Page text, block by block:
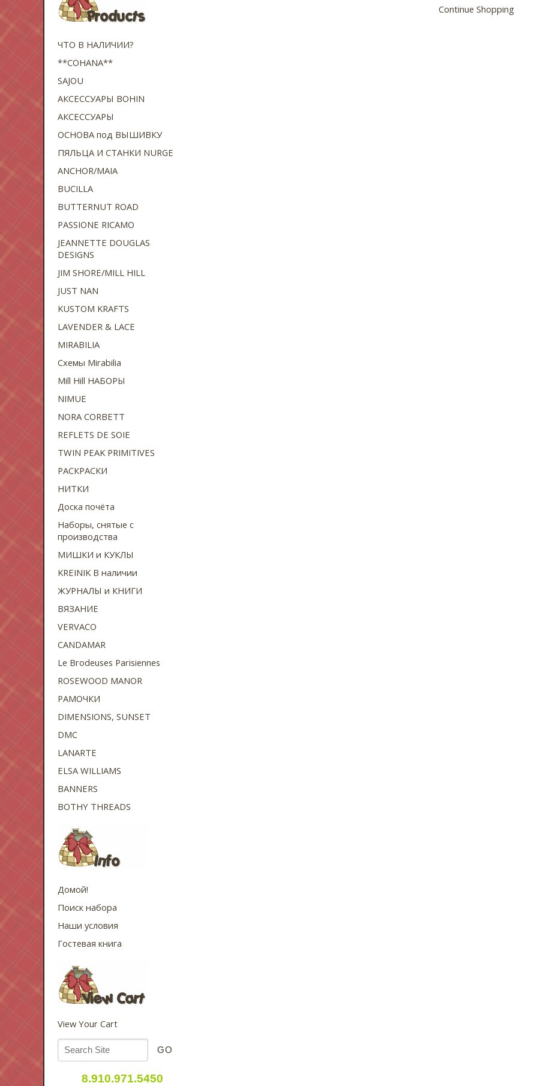
ЧТО В НАЛИЧИИ?
**COHANA**
SAJOU
АКСЕССУАРЫ BOHIN
АКСЕССУАРЫ
ОСНОВА под ВЫШИВКУ
ПЯЛЬЦА И СТАНКИ NURGE
ANCHOR/MAIA
BUCILLA
BUTTERNUT ROAD
PASSIONE RICAMO
JEANNETTE DOUGLAS
DESIGNS
JIM SHORE/MILL HILL
JUST NAN
KUSTOM KRAFTS
LAVENDER & LACE
MIRABILIA
Схемы Mirabilia
Mill Hill НАБОРЫ
NIMUE
NORA CORBETT
REFLETS DE SOIE
TWIN PEAK PRIMITIVES
РАСКРАСКИ
НИТКИ
Доска почёта
Наборы, снятые с
производства
МИШКИ и КУКЛЫ
KREINIK В наличии
ЖУРНАЛЫ и КНИГИ
ВЯЗАНИЕ
VERVACO
CANDAMAR
Le Brodeuses Parisiennes
ROSEWOOD MANOR
РАМОЧКИ
DIMENSIONS, SUNSET
DMC
LANARTE
ELSA WILLIAMS
BANNERS
BOTHY THREADS
Домой!
Поиск набора
Наши условия
Гостевая книга
View Your Cart
8.910.971.5450
Continue Shopping